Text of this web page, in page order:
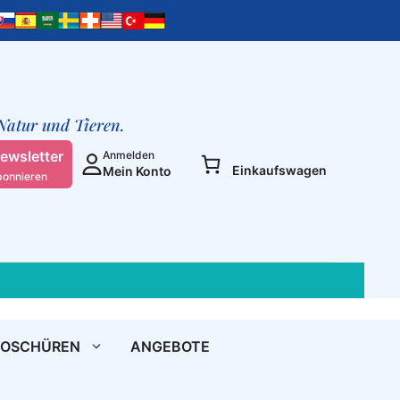
und Tieren.
Anmelden
Mein Konto Einkaufswagen
ANGEBOTE